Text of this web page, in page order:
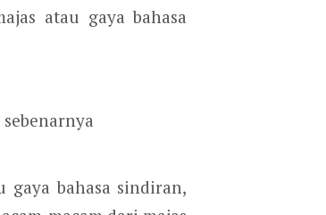
atau gaya bahasa
bahasa sindiran,